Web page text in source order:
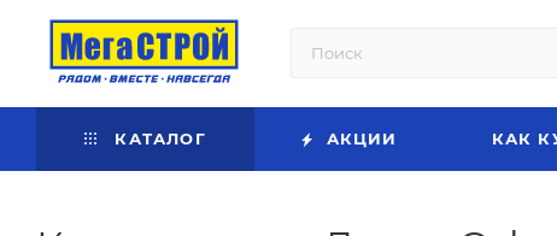
КАТАЛОГ АКЦИИ КАК